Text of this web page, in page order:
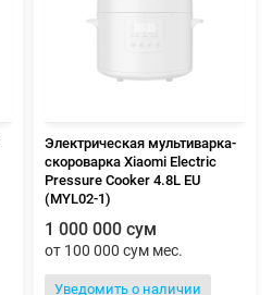
Электрическая мультиварка-
скороварка Xiaomi Electric
Pressure Cooker 4.8L EU
(MYL02-1)
1 000 000 сум
от 100 000 сум мес.
Уведомить о наличии